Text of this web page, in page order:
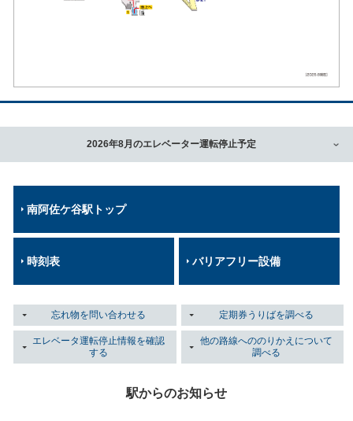
2026年8月のエレベーター運転停止予定
南阿佐ケ谷駅トップ
時刻表 バリアフリー設備
忘れ物を問い合わせる 定期券うりばを調べる
エレベータ運転停止情報を確認
する
他の路線へののりかえについて
調べる
駅からのお知らせ